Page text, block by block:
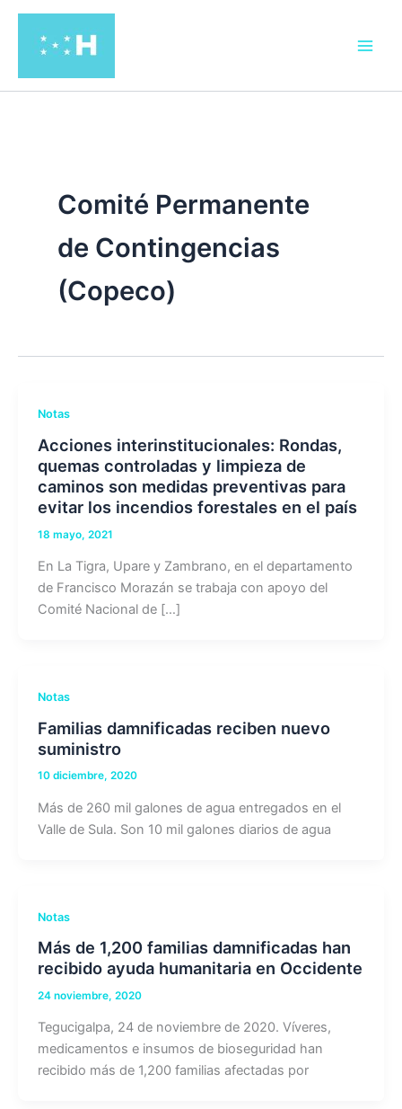
contenido
Comité Permanente
de Contingencias
(Copeco)
Notas
Acciones interinstitucionales: Rondas,
quemas controladas y limpieza de
caminos son medidas preventivas para
evitar los incendios forestales en el país
18 mayo, 2021
En La Tigra, Upare y Zambrano, en el departamento
de Francisco Morazán se trabaja con apoyo del
Comité Nacional de […]
Notas
Familias damnificadas reciben nuevo
suministro
10 diciembre, 2020
Más de 260 mil galones de agua entregados en el
Valle de Sula. Son 10 mil galones diarios de agua
Notas
Más de 1,200 familias damnificadas han
recibido ayuda humanitaria en Occidente
24 noviembre, 2020
Tegucigalpa, 24 de noviembre de 2020. Víveres,
medicamentos e insumos de bioseguridad han
recibido más de 1,200 familias afectadas por